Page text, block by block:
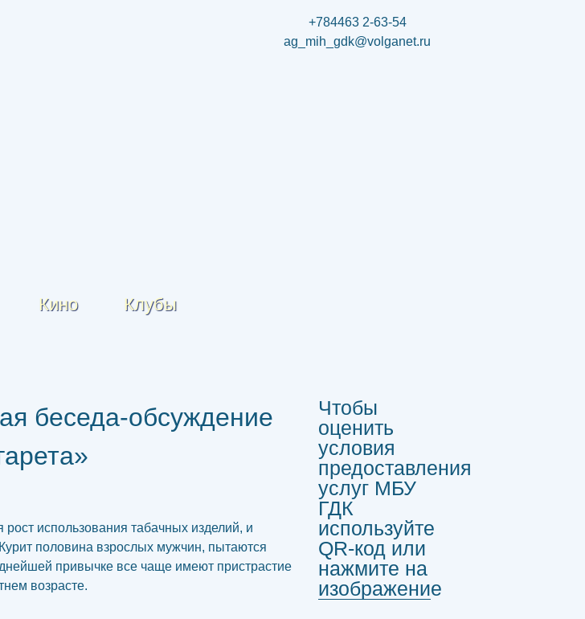
+784463 2-63-54
ag_mih_gdk@volganet.ru
Кино
Клубы
беседа-обсуждение
использования табачных изделий, и
половина взрослых мужчин, пытаются
привычке все чаще имеют пристрастие
возрасте.
Чтобы
оценить
условия
предоставления
услуг МБУ
ГДК
используйте
QR-код или
нажмите на
изображение